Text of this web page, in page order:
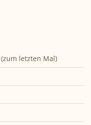
letzten Mal)